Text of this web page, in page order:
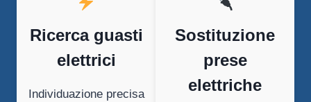
Ricerca guasti
elettrici
Individuazione precisa
Sostituzione
prese
elettriche